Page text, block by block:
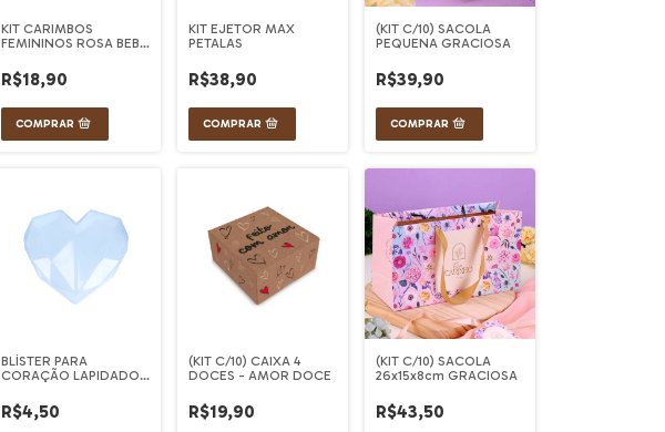
KIT CARIMBOS
FEMININOS ROSA BEBE
R$18,90
KIT EJETOR MAX
PETALAS
R$38,90
(KIT C/10) SACOLA
PEQUENA GRACIOSA
R$39,90
BLÍSTER PARA
CORAÇÃO LAPIDADO
R$4,50
(KIT C/10) CAIXA 4
DOCES - AMOR DOCE
R$19,90
(KIT C/10) SACOLA
26x15x8cm GRACIOSA
R$43,50